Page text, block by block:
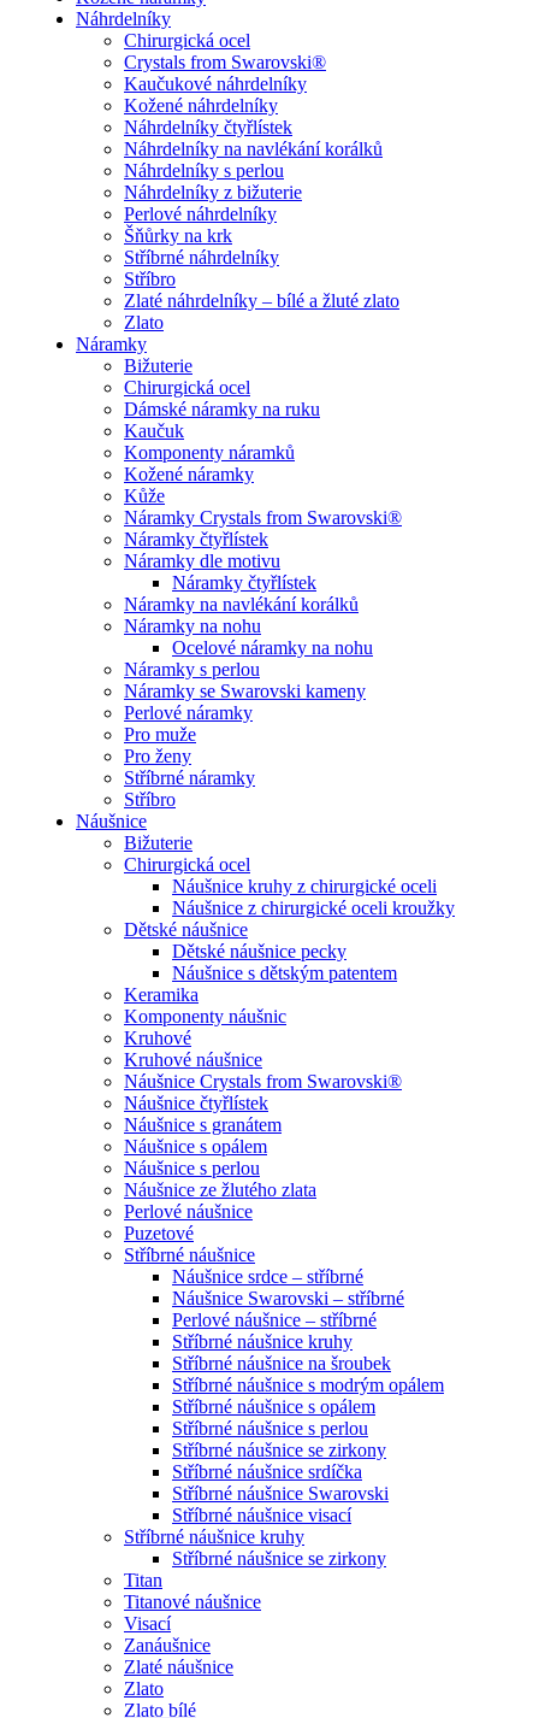
Náhrdelníky
Chirurgická ocel
Crystals from Swarovski®
Kaučukové náhrdelníky
Kožené náhrdelníky
Náhrdelníky čtyřlístek
Náhrdelníky na navlékání korálků
Náhrdelníky s perlou
Náhrdelníky z bižuterie
Perlové náhrdelníky
Šňůrky na krk
Stříbrné náhrdelníky
Stříbro
Zlaté náhrdelníky – bílé a žluté zlato
Zlato
Náramky
Bižuterie
Chirurgická ocel
Dámské náramky na ruku
Kaučuk
Komponenty náramků
Kožené náramky
Kůže
Náramky Crystals from Swarovski®
Náramky čtyřlístek
Náramky dle motivu
Náramky čtyřlístek
Náramky na navlékání korálků
Náramky na nohu
Ocelové náramky na nohu
Náramky s perlou
Náramky se Swarovski kameny
Perlové náramky
Pro muže
Pro ženy
Stříbrné náramky
Stříbro
Náušnice
Bižuterie
Chirurgická ocel
Náušnice kruhy z chirurgické oceli
Náušnice z chirurgické oceli kroužky
Dětské náušnice
Dětské náušnice pecky
Náušnice s dětským patentem
Keramika
Komponenty náušnic
Kruhové
Kruhové náušnice
Náušnice Crystals from Swarovski®
Náušnice čtyřlístek
Náušnice s granátem
Náušnice s opálem
Náušnice s perlou
Náušnice ze žlutého zlata
Perlové náušnice
Puzetové
Stříbrné náušnice
Náušnice srdce – stříbrné
Náušnice Swarovski – stříbrné
Perlové náušnice – stříbrné
Stříbrné náušnice kruhy
Stříbrné náušnice na šroubek
Stříbrné náušnice s modrým opálem
Stříbrné náušnice s opálem
Stříbrné náušnice s perlou
Stříbrné náušnice se zirkony
Stříbrné náušnice srdíčka
Stříbrné náušnice Swarovski
Stříbrné náušnice visací
Stříbrné náušnice kruhy
Stříbrné náušnice se zirkony
Titan
Titanové náušnice
Visací
Zanáušnice
Zlaté náušnice
Zlato
Zlato bílé